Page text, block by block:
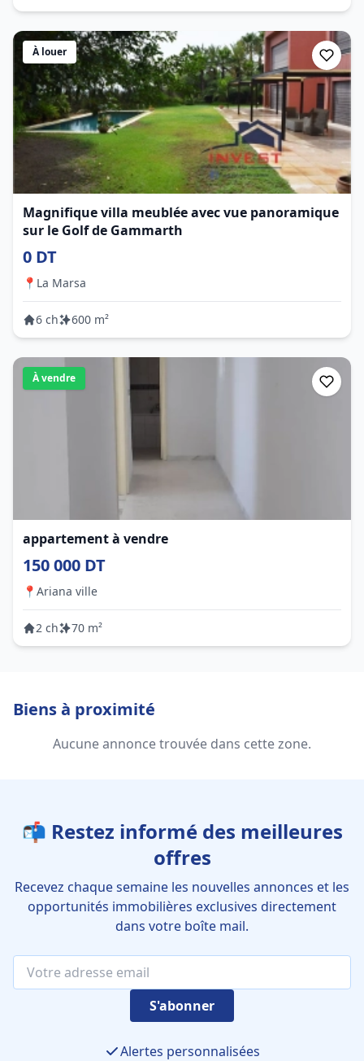
À louer
Magnifique villa meublée avec vue panoramique
sur le Golf de Gammarth
0 DT
📍 La Marsa
6 ch 600 m²
À vendre
appartement à vendre
150 000 DT
📍 Ariana ville
2 ch 70 m²
Biens à proximité
Aucune annonce trouvée dans cette zone.
📬 Restez informé des meilleures
offres
Recevez chaque semaine les nouvelles annonces et les
opportunités immobilières exclusives directement
dans votre boîte mail.
S'abonner
Alertes personnalisées